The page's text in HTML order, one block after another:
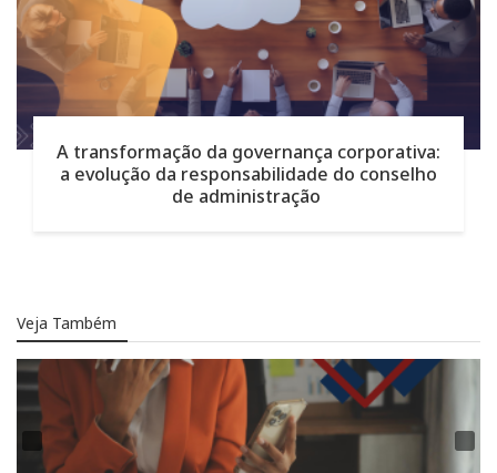
A transformação da governança corporativa:
a evolução da responsabilidade do conselho
de administração
Veja Também